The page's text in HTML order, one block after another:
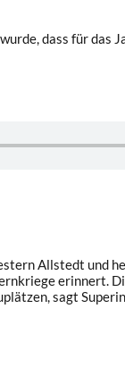
dass für das
Allstedt und
erinnert.
sagt